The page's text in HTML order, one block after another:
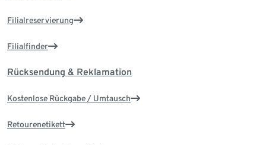
Filialreservierung
Filialfinder
Rücksendung & Reklamation
Kostenlose Rückgabe / Umtausch
Retourenetikett